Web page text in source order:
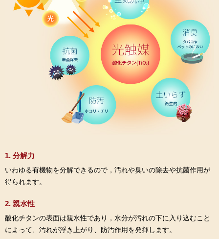
1. 分解力
いわゆる有機物を分解できるので，汚れや臭いの除去や抗菌作用が
得られます。
2. 親水性
酸化チタンの表面は親水性であり，水分が汚れの下に入り込むこと
によって、汚れが浮き上がり、防汚作用を発揮します。